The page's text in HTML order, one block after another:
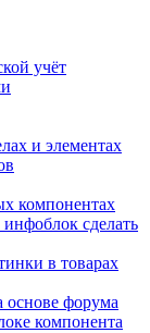
учёт
и элементах
компонентах
сделать
в товарах
основе форума
компонента